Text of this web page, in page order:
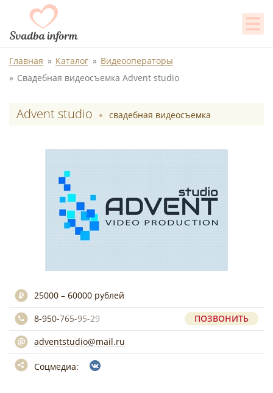
Главная Каталог
Видеооператоры
Свадебная видеосъемка Advent studio
Advent studio свадебная видеосъемка
25000 – 60000 рублей
8-950-765-95-29
ПОЗВОНИТЬ
adventstudio@mail.ru
Соцмедиа: